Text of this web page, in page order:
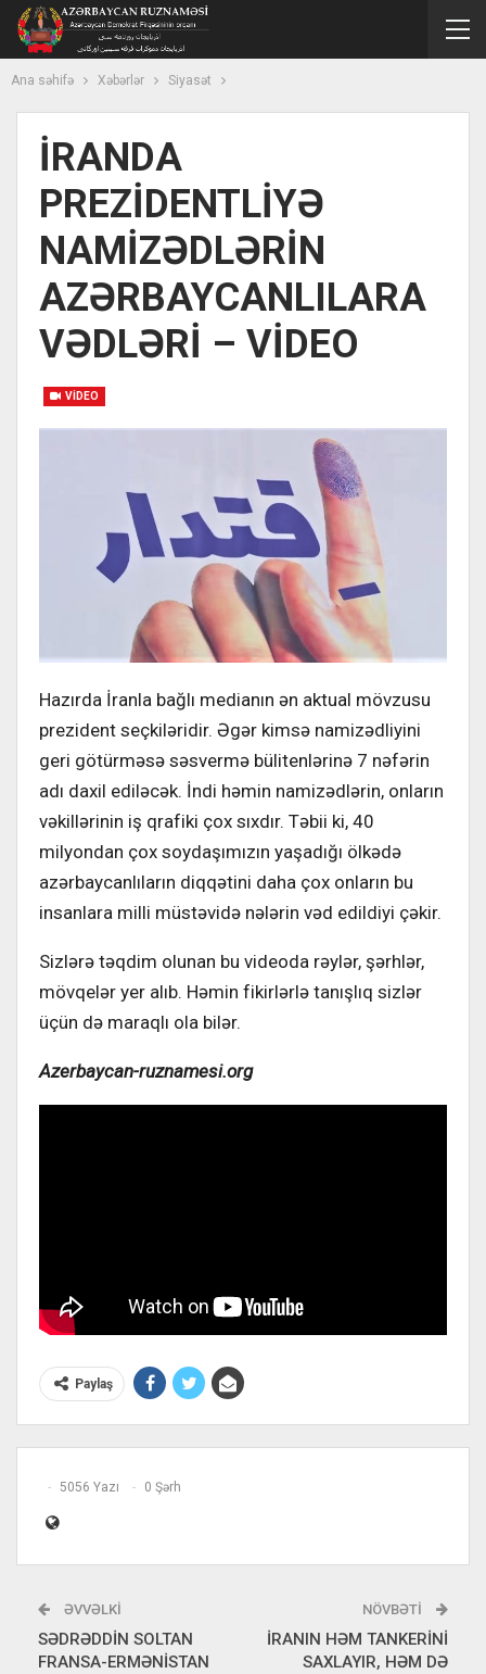
Ana səhifə Xəbərlər Siyasət
İRANDA
PREZİDENTLİYƏ
NAMİZƏDLƏRİN
AZƏRBAYCANLILARA
VƏDLƏRİ – VİDEO
VIDEO
Hazırda İranla bağlı medianın ən aktual mövzusu
prezident seçkiləridir. Əgər kimsə namizədliyini
geri götürməsə səsvermə bülitenlərinə 7 nəfərin
adı daxil ediləcək. İndi həmin namizədlərin, onların
vəkillərinin iş qrafiki çox sıxdır. Təbii ki, 40
milyondan çox soydaşımızın yaşadığı ölkədə
azərbaycanlıların diqqətini daha çox onların bu
insanlara milli müstəvidə nələrin vəd edildiyi çəkir.
Sizlərə təqdim olunan bu videoda rəylər, şərhlər,
mövqelər yer alıb. Həmin fikirlərlə tanışlıq sizlər
üçün də maraqlı ola bilər.
Azerbaycan-ruznamesi.org
Paylaş
5056 Yazı 0 Şərh
ƏVVƏLKI
SƏDRƏDDİN SOLTAN
FRANSA-ERMƏNİSTAN
NÖVBƏTI
İRANIN HƏM TANKERİNİ
SAXLAYIR, HƏM DƏ